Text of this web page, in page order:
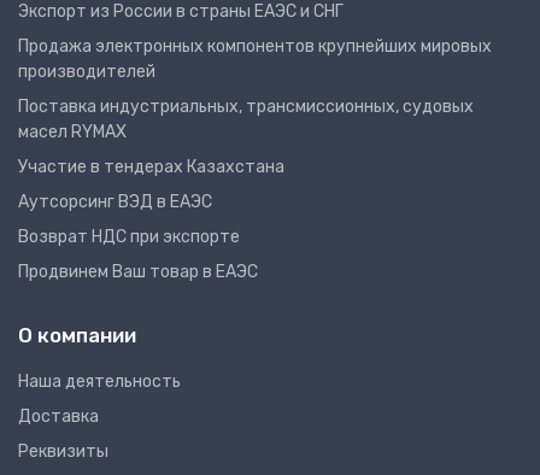
Экспорт из России в страны ЕАЭС и СНГ
Продажа электронных компонентов крупнейших мировых
производителей
Поставка индустриальных, трансмиссионных, судовых
масел RYMAX
Участие в тендерах Казахстана
Аутсорсинг ВЭД в ЕАЭС
Возврат НДС при экспорте
Продвинем Ваш товар в ЕАЭС
О компании
Наша деятельность
Доставка
Реквизиты